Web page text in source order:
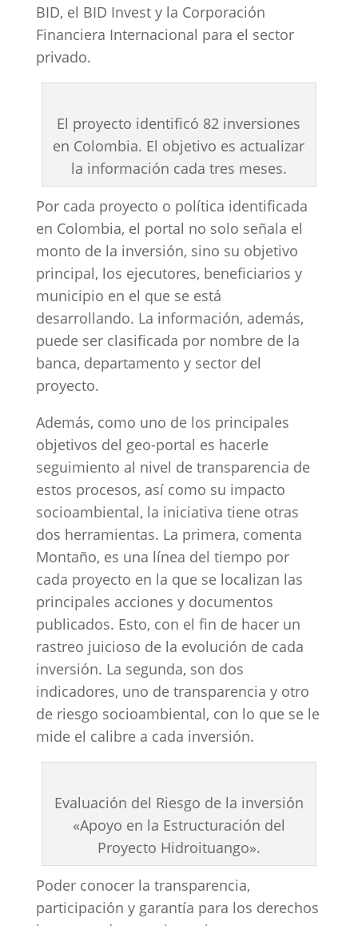
BID, el BID Invest y la Corporación
Financiera Internacional para el sector
privado.
El proyecto identificó 82 inversiones
en Colombia. El objetivo es actualizar
la información cada tres meses.
Por cada proyecto o política identificada
en Colombia, el portal no solo señala el
monto de la inversión, sino su objetivo
principal, los ejecutores, beneficiarios y
municipio en el que se está
desarrollando. La información, además,
puede ser clasificada por nombre de la
banca, departamento y sector del
proyecto.
Además, como uno de los principales
objetivos del geo-portal es hacerle
seguimiento al nivel de transparencia de
estos procesos, así como su impacto
socioambiental, la iniciativa tiene otras
dos herramientas. La primera, comenta
Montaño, es una línea del tiempo por
cada proyecto en la que se localizan las
principales acciones y documentos
publicados. Esto, con el fin de hacer un
rastreo juicioso de la evolución de cada
inversión. La segunda, son dos
indicadores, uno de transparencia y otro
de riesgo socioambiental, con lo que se le
mide el calibre a cada inversión.
Evaluación del Riesgo de la inversión
«Apoyo en la Estructuración del
Proyecto Hidroituango».
Poder conocer la transparencia,
participación y garantía para los derechos